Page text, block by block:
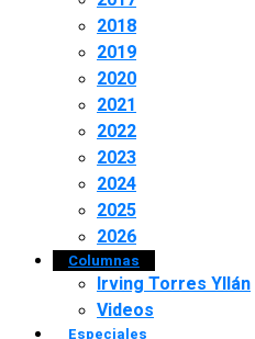
2018
2019
2020
2021
2022
2023
2024
2025
2026
Columnas
Irving Torres Yllán
Videos
Especiales